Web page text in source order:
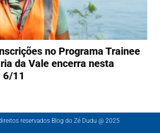
no Programa Trainee
da Vale encerra nesta
6/11
reservados Blog do Zé Dudu @ 2025